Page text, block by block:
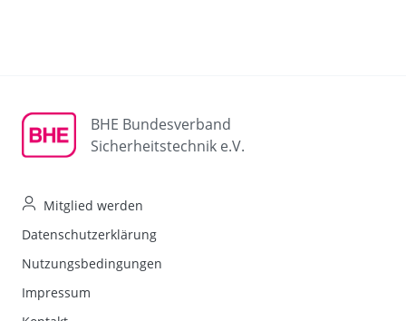
BHE Bundesverband
Sicherheitstechnik e.V.
Mitglied werden
Datenschutzerklärung
Nutzungsbedingungen
Impressum